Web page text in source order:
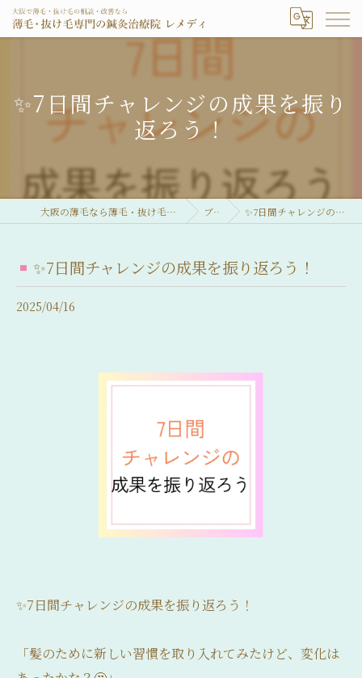
✨7日間チャレンジの成果を振り
返ろう！
大阪の薄毛なら薄毛・抜け毛専門の鍼灸治療院 レメディ ブログ ✨7日間チャレンジの成果を振り返ろう！
✨7日間チャレンジの成果を振り返ろう！
2025/04/16
✨7日間チャレンジの成果を振り返ろう！
「髪のために新しい習慣を取り入れてみたけど、変化は